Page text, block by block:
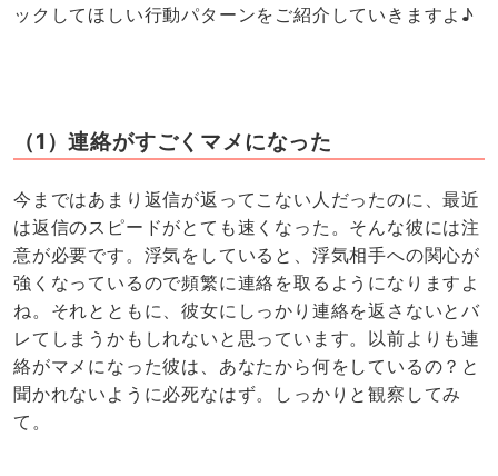
ックしてほしい行動パターンをご紹介していきますよ♪
（1）連絡がすごくマメになった
今まではあまり返信が返ってこない人だったのに、最近
は返信のスピードがとても速くなった。そんな彼には注
意が必要です。浮気をしていると、浮気相手への関心が
強くなっているので頻繁に連絡を取るようになりますよ
ね。それとともに、彼女にしっかり連絡を返さないとバ
レてしまうかもしれないと思っています。以前よりも連
絡がマメになった彼は、あなたから何をしているの？と
聞かれないように必死なはず。しっかりと観察してみ
て。